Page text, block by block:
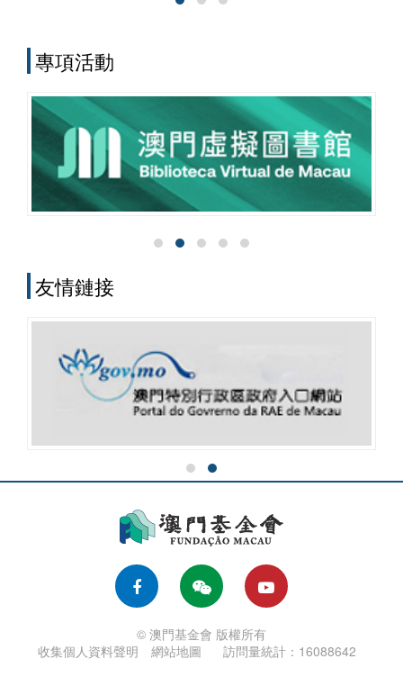
專項活動
友情鏈接
© 澳門基金會 版權所有
收集個人資料聲明
網站地圖 訪問量統計：16088642